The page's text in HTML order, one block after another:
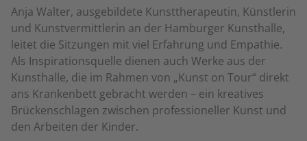
Anja Walter, ausgebildete Kunsttherapeutin, Künstlerin
und Kunstvermittlerin an der Hamburger Kunsthalle,
leitet die Sitzungen mit viel Erfahrung und Empathie.
Als Inspirationsquelle dienen auch Werke aus der
Kunsthalle, die im Rahmen von „Kunst on Tour“ direkt
ans Krankenbett gebracht werden – ein kreatives
Brückenschlagen zwischen professioneller Kunst und
den Arbeiten der Kinder.